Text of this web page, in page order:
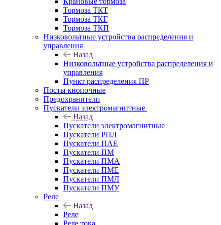
Тормоза ТКТ
Тормоза ТКГ
Тормоза ТКП
Низковольтные устройства распределения и
управления
Назад
Низковольтные устройства распределения и
управления
Пункт распределения ПР
Посты кнопочные
Предохранители
Пускатели электромагнитные
Назад
Пускатели электромагнитные
Пускатели РПЛ
Пускатели ПАЕ
Пускатели ПМ
Пускатели ПМА
Пускатели ПМЕ
Пускатели ПМЛ
Пускатели ПМУ
Реле
Назад
Реле
Реле тока